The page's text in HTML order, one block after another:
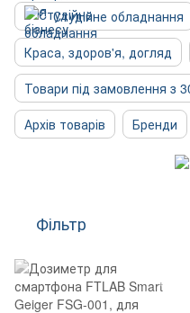
Студійне обладнання
Краса, здоров'я, догляд
Товари під замовлення з
Архів товарів
Бренди
Фільтр